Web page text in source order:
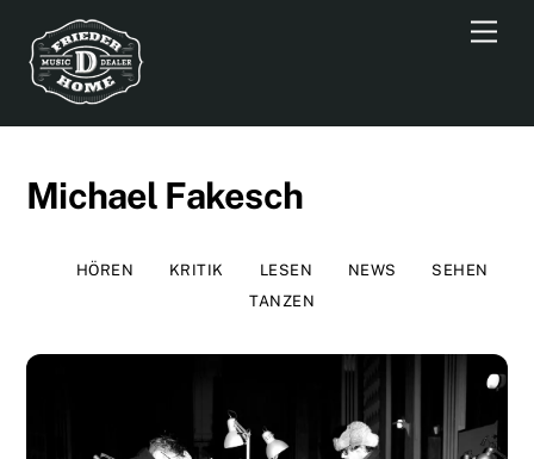
content
Michael Fakesch
HÖREN KRITIK LESEN NEWS
SEHEN
TANZEN